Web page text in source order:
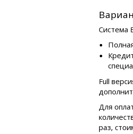
Система
Full
Для
раз,